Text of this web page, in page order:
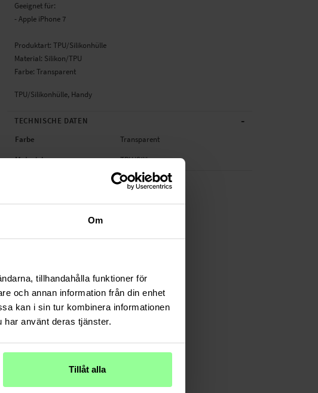
Om
tillhandahålla funktioner för
och annan information från din enhet
kan i sin tur kombinera informationen
har använt deras tjänster.
Tillåt alla
Geeignet für:
- Apple iPhone 7
Produktart: TPU/Silikonhülle
Material: Silikon/TPU
Farbe: Transparent
TPU/Silikonhülle, Handy
TECHNISCHE DATEN -
Farbe
Transparent
Material
TPU/Silikon